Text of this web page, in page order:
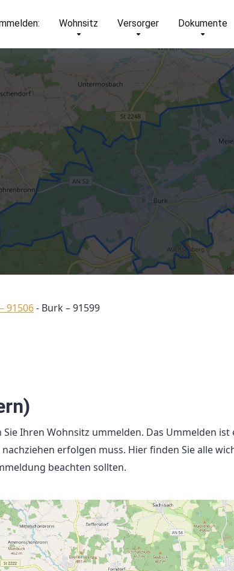
Wohnsitz Versorger Dokumente
91506- Burk – 91599
Sie Ihren Wohnsitz ummelden. Das Ummelden
erfolgen muss. Hier finden Sie alle
beachten sollten.